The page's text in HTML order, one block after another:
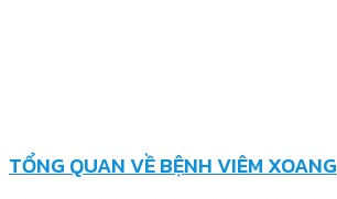
TỔNG QUAN VỀ BỆNH VIÊM XOANG